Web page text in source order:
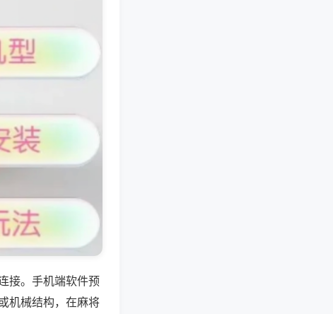
接。手机端软件预
机械结构，在麻将